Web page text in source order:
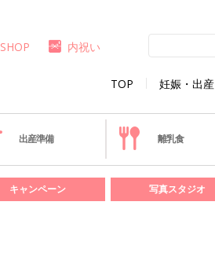
TOP 妊娠・出産
SHOP 内祝い
出産準備 離乳食
キャンペーン 写真スタジオ